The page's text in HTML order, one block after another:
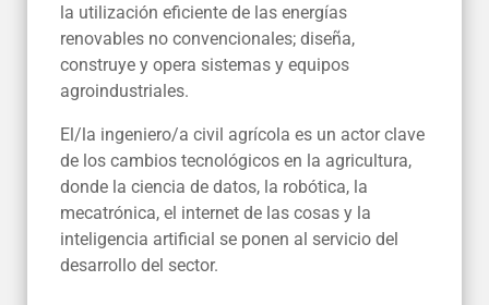
la utilización eficiente de las energías
renovables no convencionales; diseña,
construye y opera sistemas y equipos
agroindustriales.
El/la ingeniero/a civil agrícola es un actor clave
de los cambios tecnológicos en la agricultura,
donde la ciencia de datos, la robótica, la
mecatrónica, el internet de las cosas y la
inteligencia artificial se ponen al servicio del
desarrollo del sector.